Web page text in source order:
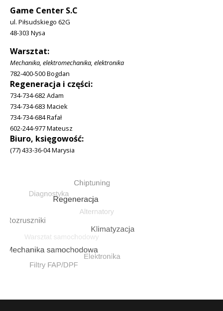
Game Center S.C
ul. Piłsudskiego 62G
48-303 Nysa
Warsztat:
Mechanika, elektromechanika, elektronika
782-400-500 Bogdan
Regeneracja i części:
734-734-682 Adam
734-734-683 Maciek
734-734-684 Rafał
602-244-977 Mateusz
Biuro, księgowość:
(77) 433-36-04 Marysia